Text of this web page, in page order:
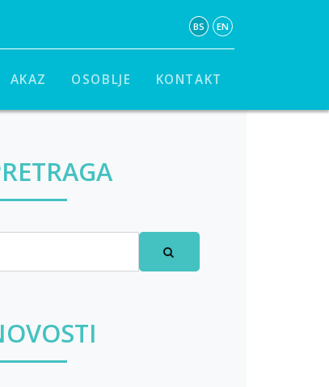
AKAZ OSOBLJE KONTAKT
BS EN